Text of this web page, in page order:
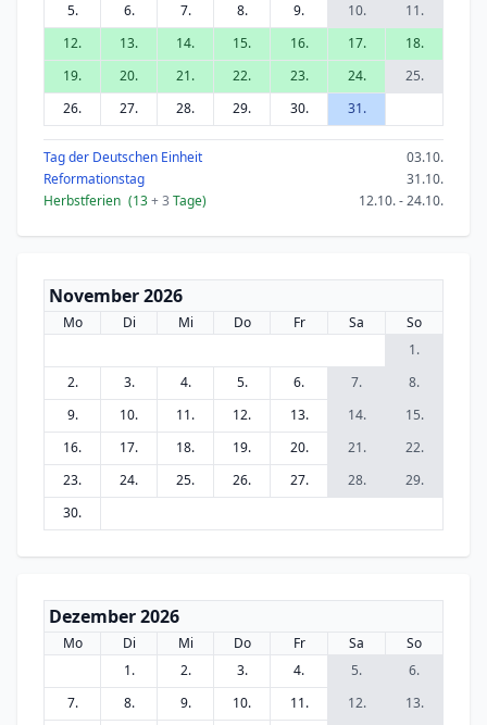
5.
6. 7. 8. 9. 10.
11.
12.
13. 14. 15. 16. 17.
18.
19.
20. 21. 22. 23. 24.
25.
26.
27. 28. 29. 30. 31.
Tag der Deutschen Einheit
03.10.
Reformationstag
31.10.
Herbstferien (13+ 3 Tage) 12.10. - 24.10.
November 2026
Mo Di Mi Do Fr Sa
So
1.
2.
3. 4. 5. 6. 7.
8.
9.
10. 11. 12. 13. 14.
15.
16.
17. 18. 19. 20. 21.
22.
23.
24. 25. 26. 27. 28.
29.
30.
Dezember 2026
Mo Di Mi Do Fr Sa
So
1.
2. 3. 4. 5.
6.
7.
8. 9. 10. 11. 12.
13.